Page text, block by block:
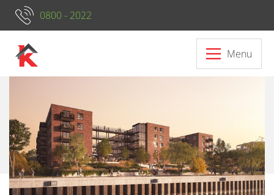
0800 - 2022
Menu
Neem contact op met ons